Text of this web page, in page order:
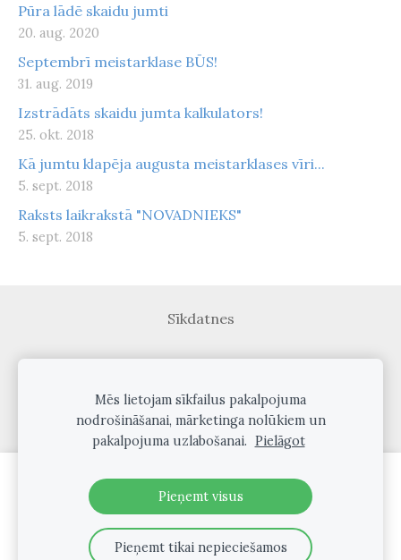
Pūra lādē skaidu jumti
20. aug. 2020
Septembrī meistarklase BŪS!
31. aug. 2019
Izstrādāts skaidu jumta kalkulators!
25. okt. 2018
Kā jumtu klapēja augusta meistarklases vīri...
5. sept. 2018
Raksts laikrakstā "NOVADNIEKS"
5. sept. 2018
Sīkdatnes
Izveido savu mājaslapu vai e-veikalu ar
Mozello!
Ātri, viegli, bez programmēšanas.
Mēs lietojam sīkfailus pakalpojuma
nodrošināšanai, mārketinga nolūkiem un
pakalpojuma uzlabošanai. Pielāgot
Pieņemt visus
Pieņemt tikai nepieciešamos